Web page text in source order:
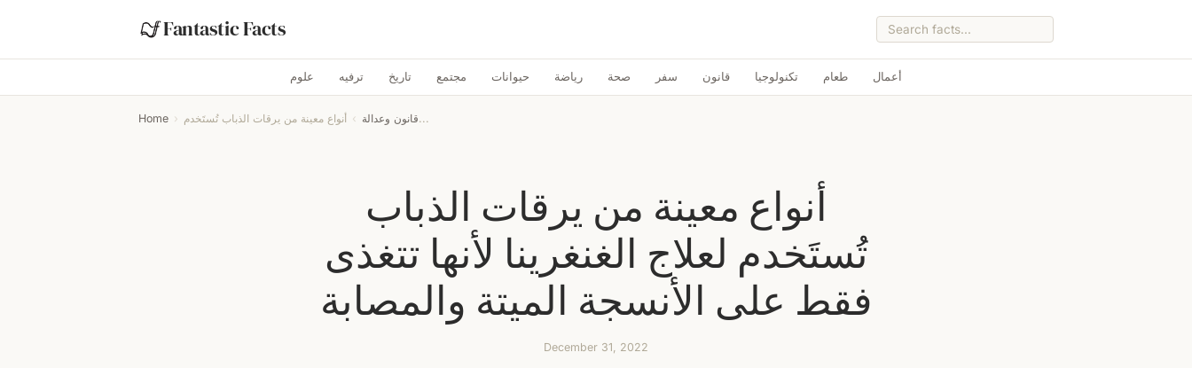
Fantastic Facts
علوم ترفيه تاريخ مجتمع حيوانات رياضة صحة سفر قانون تكنولوجيا طعام أعمال
Home › قانون وعدالة › أنواع معينة من يرقات الذباب تُستَخدم...
أنواع معينة من يرقات الذباب
تُستَخدم لعلاج الغنغرينا لأنها تتغذى
فقط على الأنسجة الميتة والمصابة
December 31, 2022